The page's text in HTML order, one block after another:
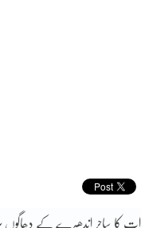
کا ساحر اندھیرے کے دھاگوں